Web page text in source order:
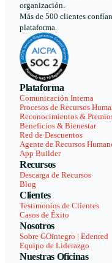
organización.
Más de 500 clientes
plataforma.
Plataforma
Comunicación Interna
Procesos de Recursos
Reconocimientos &
Beneficios & Bienestar
Red de Descuentos
Agente de Recursos
App Builder
Recursos
Descarga de Recursos
Blog
Clientes
Testimonios de Clientes
Casos de Éxito
Nosotros
Sobre GOintegro | Edenred
Equipo de Liderazgo
Nuestras Oficinas